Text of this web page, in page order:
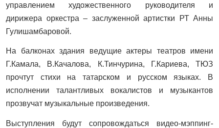
управлением художественного руководителя и
дирижера оркестра – заслуженной артистки РТ Анны
Гулишамбаровой.
На балконах здания ведущие актеры театров имени
Г.Камала, В.Качалова, К.Тинчурина, Г.Кариева, ТЮЗ
прочтут стихи на татарском и русском языках. В
исполнении талантливых вокалистов и музыкантов
прозвучат музыкальные произведения.
Выступления будут сопровождаться видео-мэппинг-